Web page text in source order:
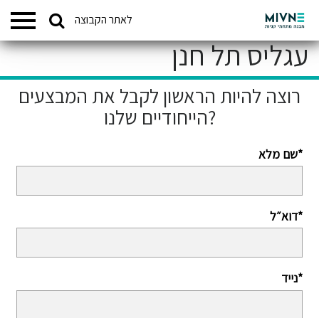
לאתר הקבוצה המתחמים שלנו
עגליס תל חנן
רוצה להיות הראשון לקבל את המבצעים
הייחודיים שלנו?
שם מלא*
דוא״ל*
נייד*